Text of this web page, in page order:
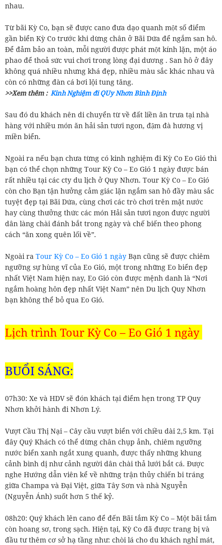
nhau.
Từ bãi Kỳ Co, bạn sẽ được cano đưa dạo quanh một số điểm
gần biển Kỳ Co trước khi dừng chân ở Bãi Dứa để ngắm san hô.
Để đảm bảo an toàn, mỗi người được phát một kính lặn, một áo
phao để thoả sức vui chơi trong lòng đại dương . San hô ở đây
không quá nhiều nhưng khá đẹp, nhiều màu sắc khác nhau và
còn có những đàn cá bơi lội tung tăng.
>>Xem thêm : Kinh Nghiệm đi QUy Nhơn Bình Định
Sau đó du khách nên di chuyển từ về đất liền ăn trưa tại nhà
hàng với nhiều món ăn hải sản tươi ngon, đậm đà hương vị
miền biển.
Ngoài ra nếu bạn chưa từng có kinh nghiệm đi Kỳ Co Eo Gió thì
bạn có thể chọn những Tour Kỳ Co – Eo Gió 1 ngày được bán
rất nhiều tại các cty du lịch ở Quy Nhơn. Tour Kỳ Co – Eo Gió
còn cho Bạn tận hưởng cảm giác lặn ngắm san hô đầy màu sắc
tuyệt đẹp tại Bãi Dứa, cùng chơi các trò chơi trên mặt nước
hay cùng thưởng thức các món Hải sản tươi ngon được người
dân làng chài đánh bắt trong ngày và chế biến theo phong
cách “ăn xong quên lối về”.
Ngoài ra Tour Kỳ Co – Eo Gió 1 ngày Bạn cũng sẽ được chiêm
ngưỡng sự hùng vĩ của Eo Gió, một trong những Eo biển đẹp
nhất Việt Nam hiện nay, Eo Gió còn được mệnh danh là “Nơi
ngắm hoàng hôn đẹp nhất Việt Nam” nên Du lịch Quy Nhơn
bạn không thể bỏ qua Eo Gió.
Lịch trình Tour Kỳ Co – Eo Gió 1 ngày
BUỔI SÁNG:
07h30: Xe và HDV sẽ đón khách tại điểm hẹn trong TP Quy
Nhơn khởi hành đi Nhơn Lý.
Vượt Cầu Thị Nại – Cây cầu vượt biển với chiều dài 2,5 km. Tại
đây Quý Khách có thể dừng chân chụp ảnh, chiêm ngưỡng
nước biển xanh ngắt xung quanh, được thấy những khung
cảnh bình dị như cảnh người dân chài thả lưới bắt cá. Được
nghe Hướng dẫn viên kể về những trận thủy chiến bi tráng
giữa Champa và Đại Việt, giữa Tây Sơn và nhà Nguyễn
(Nguyễn Ánh) suốt hơn 5 thế kỷ.
08h20: Quý khách lên cano để đến Bãi tắm Kỳ Co – Một bãi tắm
còn hoang sơ, trong sạch. Hiện tại, Kỳ Co đã được trang bị và
đầu tư thêm cơ sở hạ tầng như: chòi lá cho du khách nghỉ mát,